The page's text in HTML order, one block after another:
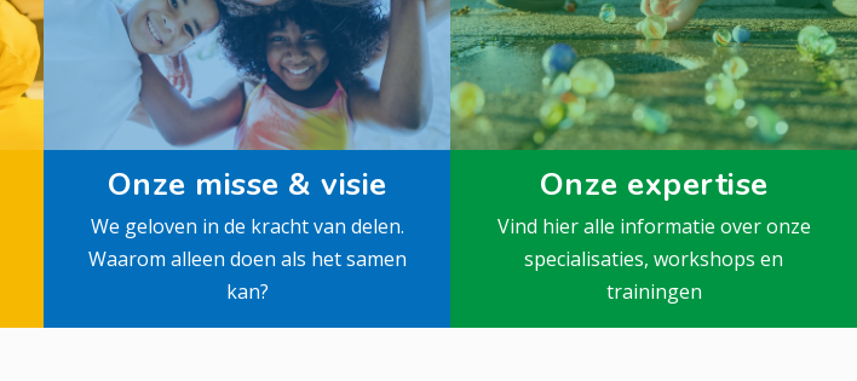
Onze misse & visie
We geloven in de kracht van delen.
Waarom alleen doen als het samen
kan?
Onze expertise
Vind hier alle informatie over onze
specialisaties, workshops en
trainingen